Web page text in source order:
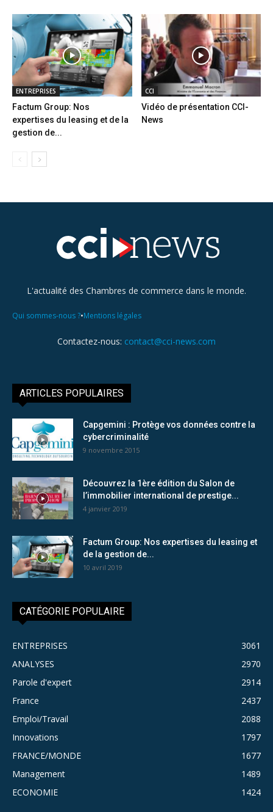
ENTREPRISES
Factum Group: Nos
expertises du leasing et de la
gestion de...
CCI
Vidéo de présentation CCI-
News
L'actualité des Chambres de commerce dans le monde.
Qui sommes-nous ?•Mentions légales
Contactez-nous: contact@cci-news.com
ARTICLES POPULAIRES
Capgemini : Protège vos données contre la
cybercriminalité
9 novembre 2015
Découvrez la 1ère édition du Salon de
l’immobilier international de prestige...
4 janvier 2019
Factum Group: Nos expertises du leasing et
de la gestion de...
10 avril 2019
CATÉGORIE POPULAIRE
ENTREPRISES
3061
ANALYSES
2970
Parole d'expert
2914
France
2437
Emploi/Travail
2088
Innovations
1797
FRANCE/MONDE
1677
Management
1489
ECONOMIE
1424